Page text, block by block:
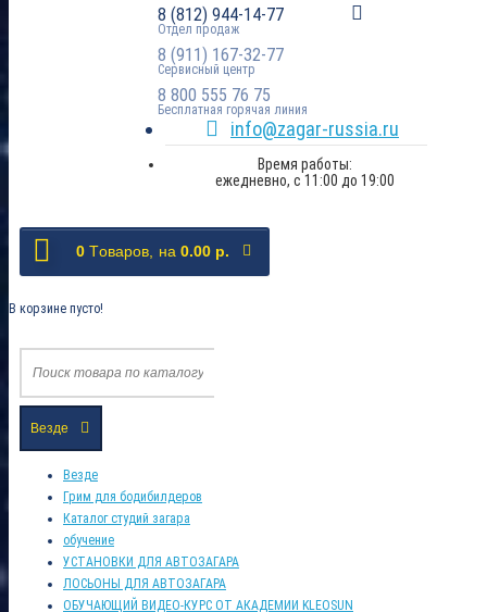
8 (812) 944-14-77
Отдел продаж
8 (911) 167-32-77
Сервисный центр
8 800 555 76 75
Бесплатная горячая линия
info@zagar-russia.ru
Время работы:
ежедневно, с 11:00 до 19:00
0 Tоваров, на 0.00 р.
В корзине пусто!
Везде
Везде
Грим для бодибилдеров
Каталог студий загара
обучение
УСТАНОВКИ ДЛЯ АВТОЗАГАРА
ЛОСЬОНЫ ДЛЯ АВТОЗАГАРА
ОБУЧАЮЩИЙ ВИДЕО-КУРС ОТ АКАДЕМИИ KLEOSUN